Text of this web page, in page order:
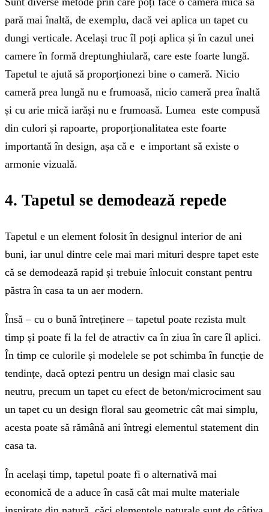
pară mai înaltă, de exemplu, dacă vei aplica un tapet cu
dungi verticale. Același truc îl poți aplica și în cazul unei
camere în formă dreptunghiulară, care este foarte lungă.
Tapetul te ajută să proporționezi bine o cameră. Nicio
cameră prea lungă nu e frumoasă, nicio cameră prea înaltă
și cu arie mică iarăși nu e frumoasă. Lumea este compusă
din culori și rapoarte, proporționalitatea este foarte
importantă în design, așa că e e important să existe o
armonie vizuală.
4. Tapetul se demodează repede
Tapetul e un element folosit în designul interior de ani
buni, iar unul dintre cele mai mari mituri despre tapet este
că se demodează rapid și trebuie înlocuit constant pentru
păstra în casa ta un aer modern.
Însă – cu o bună întreținere – tapetul poate rezista mult
timp și poate fi la fel de atractiv ca în ziua în care îl aplici.
În timp ce culorile și modelele se pot schimba în funcție de
tendințe, dacă optezi pentru un design mai clasic sau
neutru, precum un tapet cu efect de beton/microciment sau
un tapet cu un design floral sau geometric cât mai simplu,
acesta poate să rămână ani întregi elementul statement din
casa ta.
În același timp, tapetul poate fi o alternativă mai
economică de a aduce în casă cât mai multe materiale